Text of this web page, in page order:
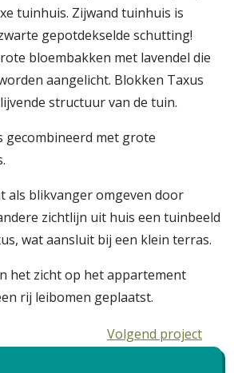
tuinhuis. Zijwand tuinhuis is
gepotdekselde schutting!
bloembakken met lavendel die
aangelicht. Blokken Taxus
structuur van de tuin.
met grote
als blikvanger omgeven door
zichtlijn uit huis een tuinbeeld
wat aansluit bij een klein terras.
het zicht op het appartement
rij leibomen geplaatst.
Volgend project